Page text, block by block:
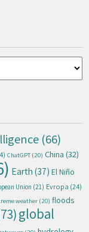
(66)
ChatGPT (20) China (32)
Earth (37) El Niño
Union (21) Evropa (24)
weather (20) floods
global